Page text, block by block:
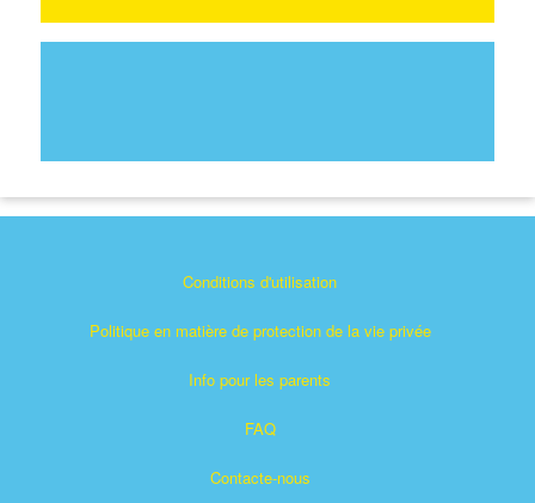
Conditions d'utilisation
Politique en matière de protection de la vie privée
Info pour les parents
FAQ
Contacte-nous